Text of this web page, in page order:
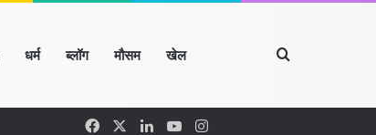
धर्म ब्लॉग मौसम खेल Search for
FacebookLinkedIn
YouTubeInstagram